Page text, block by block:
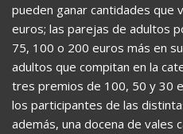
pueden ganar cantidades que
euros; las parejas de adultos
75, 100 o 200 euros más en
adultos que compitan en la
tres premios de 100, 50 y 30
los participantes de las
además, una docena de vales